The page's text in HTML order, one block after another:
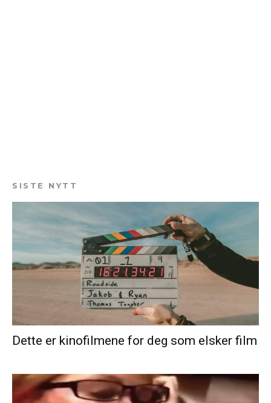
SISTE NYTT
Dette er kinofilmene for deg som elsker film